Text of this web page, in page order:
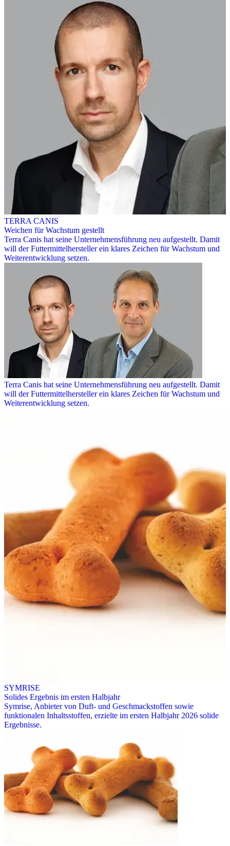
TERRA CANIS
Weichen für Wachstum gestellt
Terra Canis hat seine Unternehmensführung neu aufgestellt. Damit
will der Futtermittelhersteller ein klares Zeichen für Wachstum und
Weiterentwicklung setzen.
Terra Canis hat seine Unternehmensführung neu aufgestellt. Damit
will der Futtermittelhersteller ein klares Zeichen für Wachstum und
Weiterentwicklung setzen.
SYMRISE
Solides Ergebnis im ersten Halbjahr
Symrise, Anbieter von Duft- und Geschmackstoffen sowie
funktionalen Inhaltsstoffen, erzielte im ersten Halbjahr 2026 solide
Ergebnisse.